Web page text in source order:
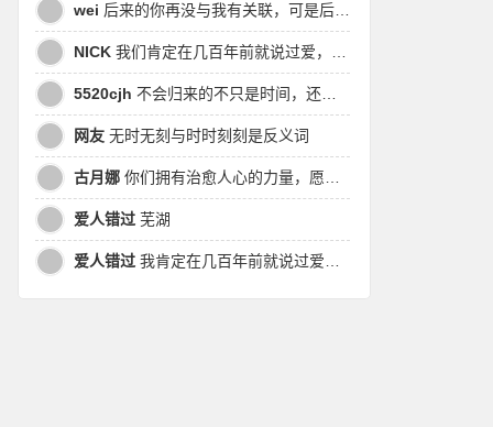
wei 后来的你再没与我有关联，可是后来我的时间皆是你，都说地球是个圆，为何兜兜转转却走不到原点
NICK 我们肯定在几百年前就说过爱，今生却错过。此生无悔，与你爱过。茕茕孑立，且看我对酒当歌，与影对酌。
5520cjh 不会归来的不只是时间，还有曾经的我
网友 无时无刻与时时刻刻是反义词
古月娜 你们拥有治愈人心的力量，愿也将丑陋的人性一起泯灭吧！
爱人错过 芜湖
爱人错过 我肯定在几百年前就说过爱你，只是你忘了，我也记不起。我肯定在几百年前就说过爱你，只是你忘了，我也记不起。 走过路过没遇过，回头转头还是错。你我不曾感受过，相撞在街口，相撞在街口。